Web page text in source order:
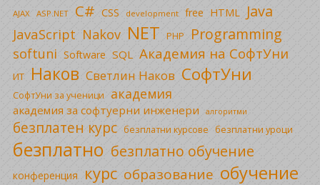
AJAX ASP.NET C# CSS development free HTML Java
JavaScript Nakov NET PHP Programming
softuni Software SQL Академия на СофтУни
ИТ Наков Светлин Наков СофтУни
СофтУни за ученици академия
академия за софтуерни инженери алгоритми
безплатен курс безплатни курсове безплатни уроци
безплатно безплатно обучение
конференция курс образование обучение